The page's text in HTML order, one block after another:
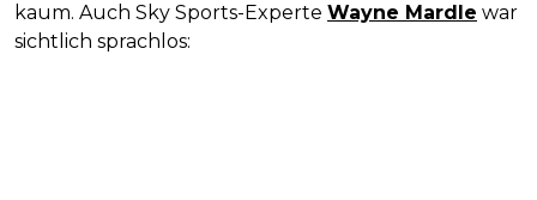
kaum. Auch Sky Sports-Experte Wayne Mardle war
sichtlich sprachlos: